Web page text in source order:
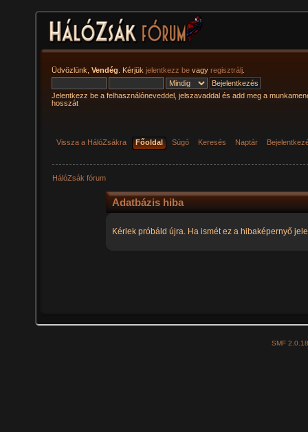
Üdvözlünk, Vendég . Kérjük jelentkezz be vagy regisztrálj
Jelentkezz be a felhasználóneveddel, jelszavaddal és add meg a
hosszát
Vissza a HálóZsákra Főoldal Súgó Keresés Naptár
HálóZsák fórum
Adatbázis hiba
Kérlek próbáld újra. Ha ismét ez a hibaképernyő
SMF 2.0.18